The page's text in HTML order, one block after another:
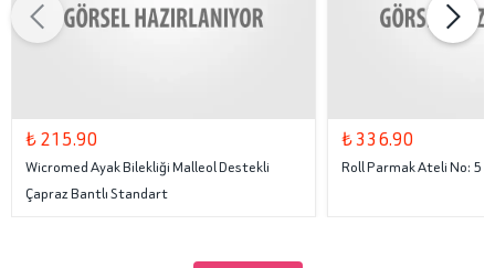
₺ 215.90
Wicromed Ayak Bilekliği Malleol Destekli
Çapraz Bantlı Standart
₺ 336.90
Roll Parmak Ateli No: 5